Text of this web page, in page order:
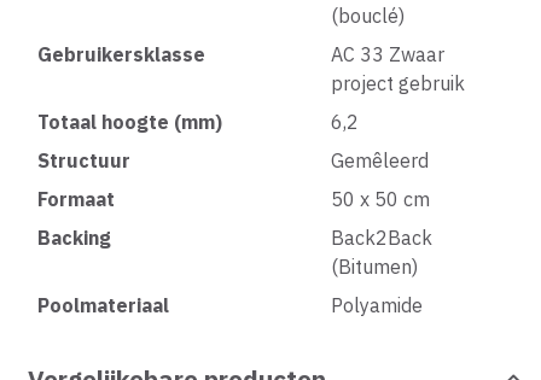
(bouclé)
Gebruikersklasse
AC 33 Zwaar
project gebruik
Totaal hoogte (mm)
6,2
Structuur
Gemêleerd
Formaat
50 x 50 cm
Backing
Back2Back
(Bitumen)
Poolmateriaal
Polyamide